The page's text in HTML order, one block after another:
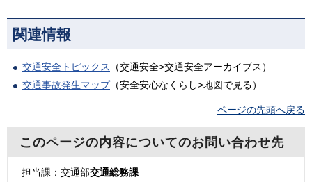
関連情報
交通安全トピックス
（交通安全>交通安全アーカイブス）
交通事故発生マップ（安全安心なくらし>地図で見る）
ページの先頭へ戻る
このページの内容についてのお問い合わせ先
担当課：交通部交通総務課